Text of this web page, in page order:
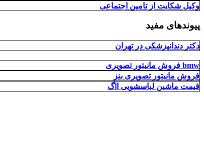
وکیل شکایت از تامین اجتماعی
پیوندهای مفید
دکتر دندانپزشکی در تهران
فروش مانیتور تصویری bmw
فروش مانیتور تصویری بنز
قیمت ماشین لباسشویی ااگ